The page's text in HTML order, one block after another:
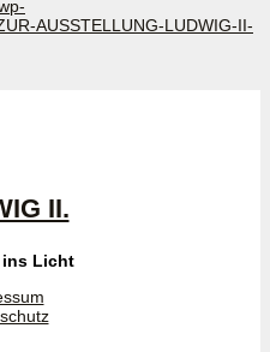
AUSSTELLUNG-LUDWIG-II-
II.
Licht